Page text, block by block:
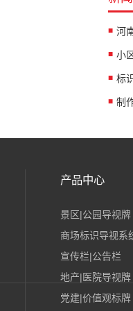
产品中心
景区|公园导视牌
商场标识导视系
宣传栏|公告栏
地产|医院导视牌
党建|价值观标牌